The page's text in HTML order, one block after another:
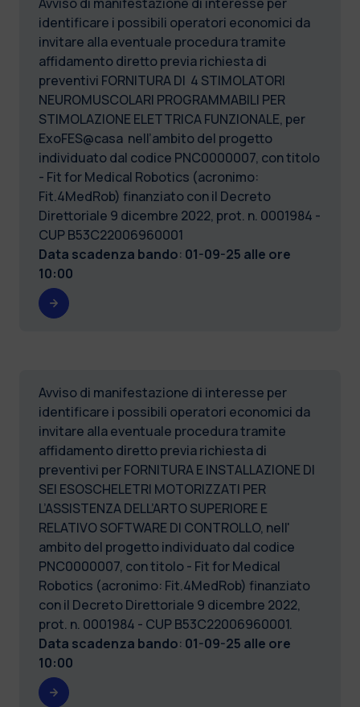
identificare i possibili operatori economici da
invitare alla eventuale procedura tramite
affidamento diretto previa richiesta di
preventivi FORNITURA DI 4 STIMOLATORI
NEUROMUSCOLARI PROGRAMMABILI PER
STIMOLAZIONE ELETTRICA FUNZIONALE, per
ExoFES@casa nell’ambito del progetto
individuato dal codice PNC0000007, con titolo
- Fit for Medical Robotics (acronimo:
Fit.4MedRob) finanziato con il Decreto
Direttoriale 9 dicembre 2022, prot. n. 0001984 -
CUP B53C22006960001
Data scadenza bando: 01-09-25 alle ore
10:00
Avviso di manifestazione di interesse per
identificare i possibili operatori economici da
invitare alla eventuale procedura tramite
affidamento diretto previa richiesta di
preventivi per FORNITURA E INSTALLAZIONE DI
SEI ESOSCHELETRI MOTORIZZATI PER
L’ASSISTENZA DELL’ARTO SUPERIORE E
RELATIVO SOFTWARE DI CONTROLLO, nell'
ambito del progetto individuato dal codice
PNC0000007, con titolo - Fit for Medical
Robotics (acronimo: Fit.4MedRob) finanziato
con il Decreto Direttoriale 9 dicembre 2022,
prot. n. 0001984 - CUP B53C22006960001.
Data scadenza bando: 01-09-25 alle ore
10:00